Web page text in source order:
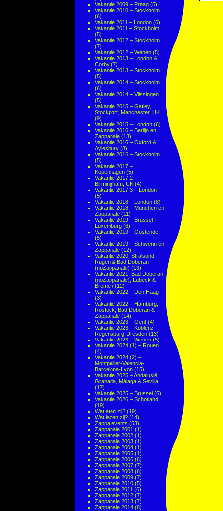
Vakantie 2009 – Praag (5)
Vakantie 2010 – Stockholm
(6)
Vakantie 2011 – London (6)
Vakantie 2011 – Stockholm
(5)
Vakantie 2012 – Stockholm
(7)
Vakantie 2012 – Wenen (5)
Vakantie 2013 – London &
Corby (7)
Vakantie 2013 – Stockholm
(5)
Vakantie 2014 – Stockholm
(6)
Vakantie 2014 – Vlissingen
(5)
Vakantie 2015 – Gatley,
Stockport, Manchester, UK
(9)
Vakantie 2015 – London (6)
Vakantie 2016 – Berlijn en
Zappanale (13)
Vakantie 2016 – Oxford &
Aylesbury (8)
Vakantie 2016 – Stockholm
(5)
Vakantie 2017 –
Kopenhagen (5)
Vakantie 2017 2 –
Birmingham, UK (4)
Vakantie 2017 3 – London
(5)
Vakantie 2018 – London (8)
Vakantie 2018 – München en
Zappanale (11)
Vakantie 2019 – Brussel +
Luxemburg (6)
Vakantie 2019 – Oostende
(5)
Vakantie 2019 – Schwerin en
Zappanale (12)
Vakantie 2020: Stralsund,
Rügen & Bad Doberan
(noZappanale) (13)
Vakantie 2021: Bad Doberan
(noZappanale), Lübeck &
Bremen (12)
Vakantie 2022 – Den Haag
(3)
Vakantie 2022 – Hamburg,
Rostock, Bad Doberan &
Zappanale (14)
Vakantie 2023 – Gent (4)
Vakantie 2023 – Koblenz-
Regensburg-Dresden (13)
Vakantie 2023 – Wenen (5)
Vakantie 2024 (1) – Rouen
(4)
Vakantie 2024 (2) –
Montpellier-Valencia-
Barcelona-Lyon (15)
Vakantie 2025 – Andalusië:
Granada, Málaga & Sevilla
(17)
Vakantie 2025 – Brussel (6)
Vakantie 2026 – Schotland
(19)
Wat aten zij? (19)
Wat lazen zij? (14)
Zappa events (53)
Zappanale 2001 (1)
Zappanale 2002 (1)
Zappanale 2003 (1)
Zappanale 2004 (1)
Zappanale 2005 (1)
Zappanale 2006 (6)
Zappanale 2007 (7)
Zappanale 2008 (6)
Zappanale 2009 (7)
Zappanale 2010 (5)
Zappanale 2011 (6)
Zappanale 2012 (7)
Zappanale 2013 (7)
Zappanale 2014 (8)